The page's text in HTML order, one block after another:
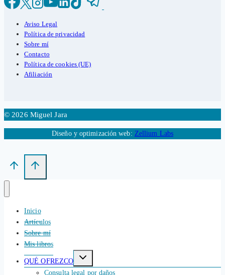
Aviso Legal
Política de privacidad
Sobre mí
Contacto
Política de cookies (UE)
Afiliación
© 2026 Miguel Jara
Diseño y optimización web: Zellium Labs
Inicio
Artículos
Sobre mí
Mis libros
QUÉ OFREZCO
Alternar
hijo
Consulta legal por daños